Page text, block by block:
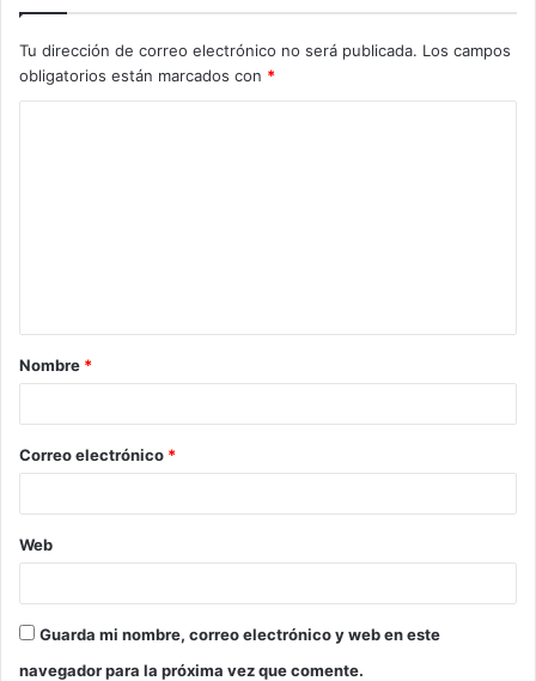
Tu dirección de correo electrónico no será publicada. Los campos
obligatorios están marcados con *
a
r
*
Nombre *
Correo electrónico *
Web
Guarda mi nombre, correo electrónico y web en este
navegador para la próxima vez que comente.